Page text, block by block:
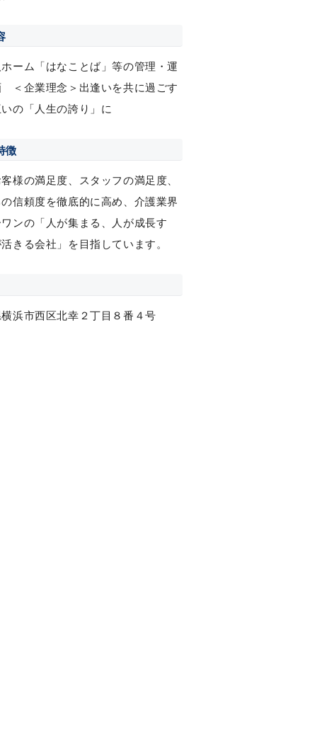
ーム「はなことば」等の管理・運
＜企業理念＞出逢いを共に過ごす
の「人生の誇り」に
徴
様の満足度、スタッフの満足度、
信頼度を徹底的に高め、介護業界
ンの「人が集まる、人が成長す
きる会社」を目指しています。
浜市西区北幸２丁目８番４号